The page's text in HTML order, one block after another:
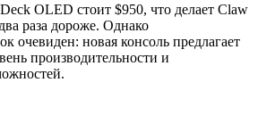
OLED стоит $950, что делает Claw
раза дороже. Однако
очевиден: новая консоль предлагает
производительности и